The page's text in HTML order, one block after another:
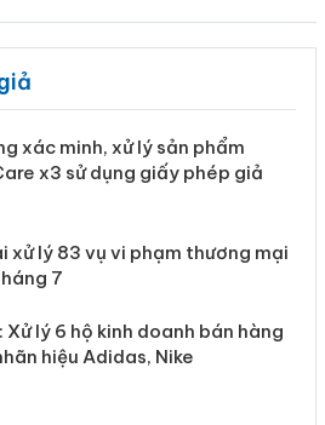
trương xác minh, xử lý sản phẩm
Care x3 sử dụng giấy phép
tháng 7